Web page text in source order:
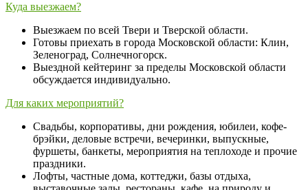
Куда выезжаем?
Выезжаем по всей Твери и Тверской области.
Готовы приехать в города Московской области: Клин,
Зеленоград, Солнечногорск.
Выездной кейтеринг за пределы Московской области
обсуждается индивидуально.
Для каких мероприятий?
Свадьбы, корпоративы, дни рождения, юбилеи, кофе-
брэйки, деловые встречи, вечеринки, выпускные,
фуршеты, банкеты, мероприятия на теплоходе и прочие
праздники.
Лофты, частные дома, коттеджи, базы отдыха,